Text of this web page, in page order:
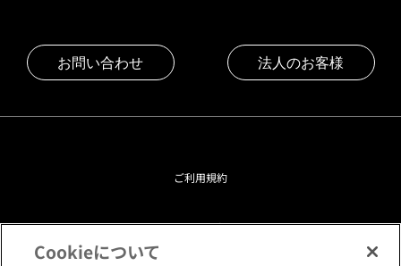
お問い合わせ 法人のお客様
ご利用規約
プライバシーポリシー
Cookieについて